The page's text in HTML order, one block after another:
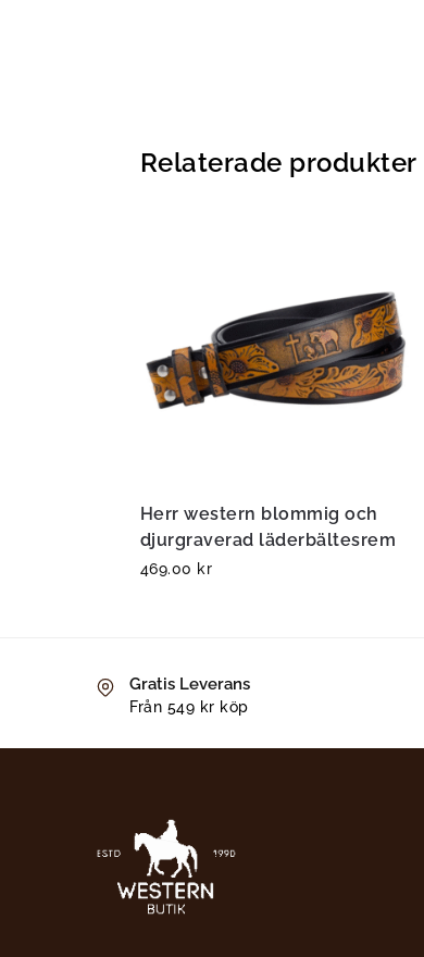
Relaterade produkter
Herr western blommig och
djurgraverad läderbältesrem
469.00 kr
Gratis Leverans
Från 549 kr köp